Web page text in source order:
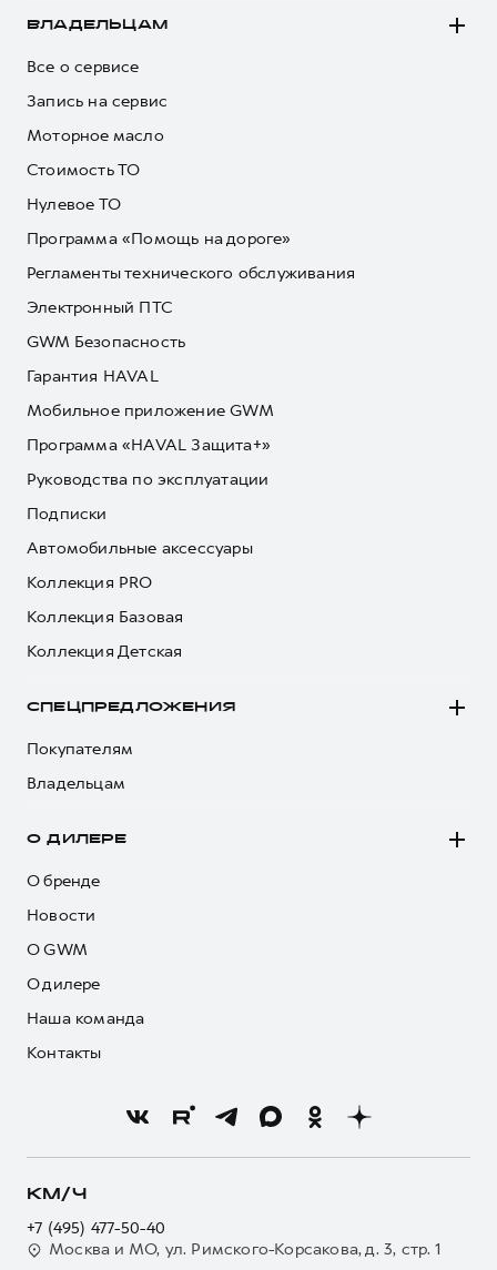
ВЛАДЕЛЬЦАМ
Все о сервисе
Запись на сервис
Моторное масло
Стоимость ТО
Нулевое ТО
Программа «Помощь на дороге»
Регламенты технического обслуживания
Электронный ПТС
GWM Безопасность
Гарантия HAVAL
Мобильное приложение GWM
Программа «HAVAL Защита+»
Руководства по эксплуатации
Подписки
Автомобильные аксессуары
Коллекция PRO
Коллекция Базовая
Коллекция Детская
СПЕЦПРЕДЛОЖЕНИЯ
Покупателям
Владельцам
О ДИЛЕРЕ
О бренде
Новости
О GWM
О дилере
Наша команда
Контакты
КМ/Ч
+7 (495) 477-50-40
Москва и МО, ул. Римского-Корсакова, д. 3, стр. 1